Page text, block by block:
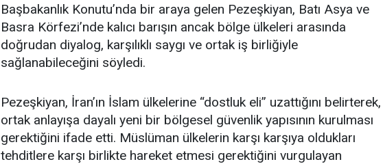
Başbakanlık Konutu’nda bir araya gelen Pezeşkiyan, Batı Asya ve
Basra Körfezi’nde kalıcı barışın ancak bölge ülkeleri arasında
doğrudan diyalog, karşılıklı saygı ve ortak iş birliğiyle
sağlanabileceğini söyledi.
Pezeşkiyan, İran’ın İslam ülkelerine “dostluk eli” uzattığını belirterek,
ortak anlayışa dayalı yeni bir bölgesel güvenlik yapısının kurulması
gerektiğini ifade etti. Müslüman ülkelerin karşı karşıya oldukları
tehditlere karşı birlikte hareket etmesi gerektiğini vurgulayan